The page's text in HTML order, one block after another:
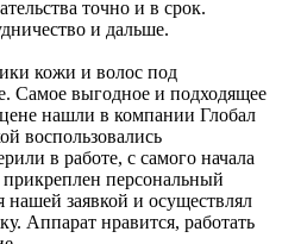
точно и в срок.
и дальше.
кожи и волос под
Самое выгодное и подходящее
нашли в компании Глобал
воспользовались
в работе, с самого начала
персональный
заявкой и осуществлял
Аппарат нравится, работать